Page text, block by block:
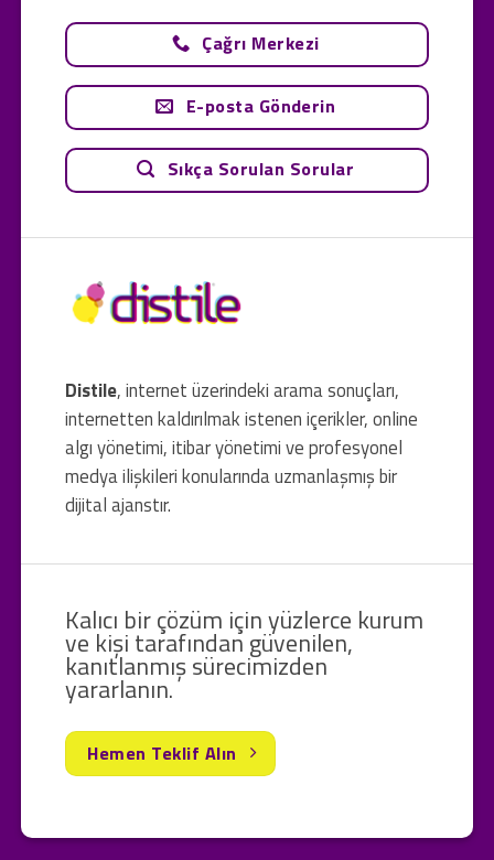
Distile, internet üzerindeki arama sonuçları,
internetten kaldırılmak istenen içerikler, online
algı yönetimi, itibar yönetimi ve profesyonel
medya ilişkileri konularında uzmanlaşmış bir
dijital ajanstır.
Çağrı Merkezi
E-posta Gönderin
Sıkça Sorulan Sorular
Kalıcı bir çözüm için yüzlerce kurum
ve kişi tarafından güvenilen,
kanıtlanmış sürecimizden
yararlanın.
Hemen Teklif Alın